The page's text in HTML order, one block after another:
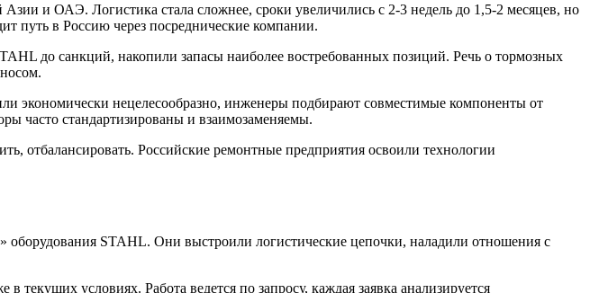
и ОАЭ. Логистика стала сложнее, сроки увеличились с 2-3 недель до 1,5-2 месяцев, но
путь в Россию через посреднические компании.
до санкций, накопили запасы наиболее востребованных позиций. Речь о тормозных
экономически нецелесообразно, инженеры подбирают совместимые компоненты от
часто стандартизированы и взаимозаменяемы.​
отбалансировать. Российские ремонтные предприятия освоили технологии
STAHL. Они выстроили логистические цепочки, наладили отношения с
в текущих условиях. Работа ведется по запросу, каждая заявка анализируется